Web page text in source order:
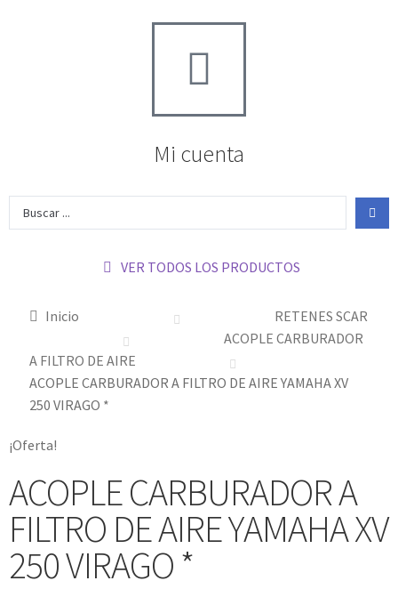
Mi cuenta
VER TODOS LOS PRODUCTOS
Inicio
RETENES SCAR
ACOPLE CARBURADOR
A FILTRO DE AIRE
ACOPLE CARBURADOR A FILTRO DE AIRE YAMAHA XV
250 VIRAGO *
¡Oferta!
ACOPLE CARBURADOR A
FILTRO DE AIRE YAMAHA XV
250 VIRAGO *